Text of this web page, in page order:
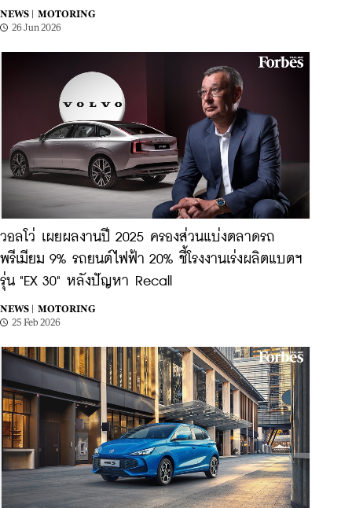
NEWS |
MOTORING
26 Jun 2026
วอลโว่ เผยผลงานปี 2025 ครองส่วนแบ่งตลาดรถ
พรีเมียม 9% รถยนต์ไฟฟ้า 20% ชี้โรงงานเร่งผลิตแบตฯ
รุ่น "EX 30" หลังปัญหา Recall
NEWS |
MOTORING
25 Feb 2026